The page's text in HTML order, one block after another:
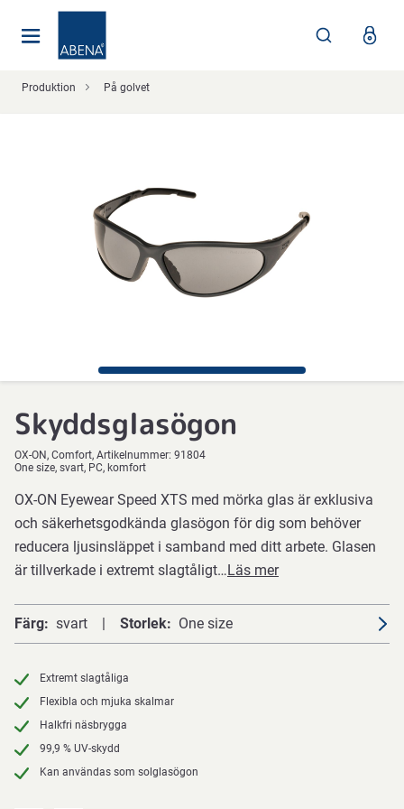
Produktion På golvet
Skyddsglasögon
OX-ON Comfort Artikelnummer: 91804
One size, svart, PC, komfort
OX-ON Eyewear Speed XTS med mörka glas är exklusiva
och säkerhetsgodkända glasögon för dig som behöver
reducera ljusinsläppet i samband med ditt arbete. Glasen
är tillverkade i extremt slagtåligt…Läs mer
Färg svart Storlek One size
Extremt slagtåliga
Flexibla och mjuka skalmar
Halkfri näsbrygga
99,9 % UV-skydd
Kan användas som solglasögon